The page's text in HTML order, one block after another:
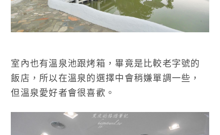
室內也有溫泉池跟烤箱，畢竟是比較老字號的
飯店，所以在溫泉的選擇中會稍嫌單調一些，
但溫泉愛好者會很喜歡。